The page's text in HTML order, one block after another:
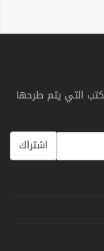
التي يتم طرحها
اشتراك